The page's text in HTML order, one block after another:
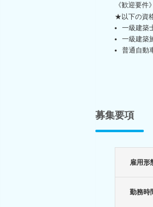
《歓迎要件》
★以下の資
一級建築
一級建築
普通自動
募集要項
雇用形
勤務時